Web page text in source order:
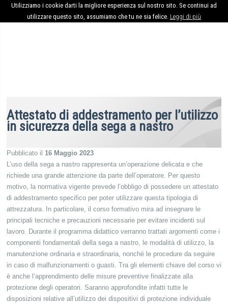
Utilizziamo i cookie darti la migliore esperienza sul nostro sito. Se continui ad
utilizzare questo sito, assumiamo che tu ne sia felice. Leggi di più
Attestato di addestramento per l’utilizzo
in sicurezza della sega a nastro
Pubblicato il 16 Maggio 2023
L’uso della sega a nastro rappresenta un’operazione delicata e che
richiede una grande attenzione da parte dell’operatore. Per questo
motivo, la normativa vigente prevede l’obbligo di possedere un attestato
di addestramento specifico per poter utilizzare questa tipologia di
attrezzatura. In particolare, il corso formativo mira ad insegnare le
principali tecniche e precauzioni necessarie per evitare incidenti sul
lavoro. Durante il programma didattico verranno trattati argomenti come i
componenti fondamentali della sega a nastro, le modalità di utilizzo, la
manutenzione ordinaria e straordinaria, nonché le procedure da seguire
in caso di malfunzionamenti o guasti. Tra gli elementi chiave del corso vi
è anche l’apprendimento delle misure preventive finalizzate alla
protezione degli operatori. Saranno approfondite infatti tutte le
disposizioni relative all’utilizzo dei dispositivi di protezione individuale